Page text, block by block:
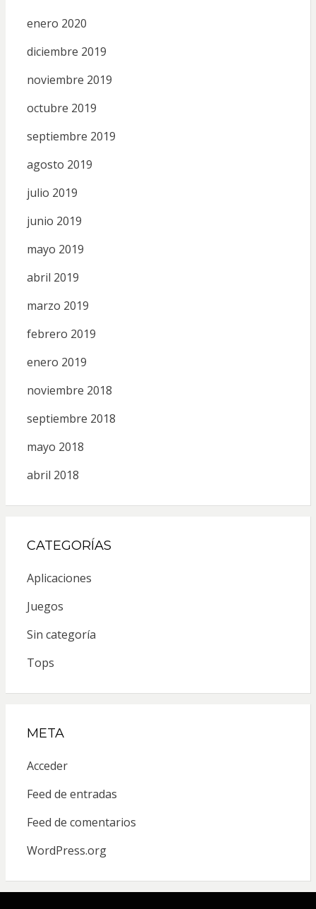
enero 2020
diciembre 2019
noviembre 2019
octubre 2019
septiembre 2019
agosto 2019
julio 2019
junio 2019
mayo 2019
abril 2019
marzo 2019
febrero 2019
enero 2019
noviembre 2018
septiembre 2018
mayo 2018
abril 2018
CATEGORÍAS
Aplicaciones
Juegos
Sin categoría
Tops
META
Acceder
Feed de entradas
Feed de comentarios
WordPress.org